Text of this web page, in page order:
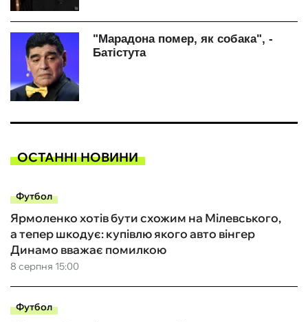
ОСТАННІ НОВИНИ
Футбол
8 серпня 15:00
Ярмоленко хотів бути схожим на Мілевського,
а тепер шкодує: купівлю якого авто вінгер
Динамо вважає помилкою
Футбол